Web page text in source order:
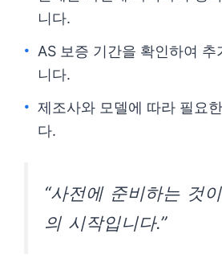
니다.
AS 보증 기간을 확인하여
니다.
제조사와 모델에 따라 필요
다.
“사전에 준비하는 것
의 시작입니다.”